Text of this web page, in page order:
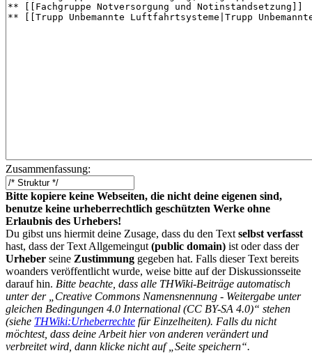
Zusammenfassung:
Bitte kopiere keine Webseiten, die nicht deine eigenen sind,
benutze keine urheberrechtlich geschützten Werke ohne
Erlaubnis des Urhebers!
Du gibst uns hiermit deine Zusage, dass du den Text selbst verfasst
hast, dass der Text Allgemeingut (public domain) ist oder dass der
Urheber seine Zustimmung gegeben hat. Falls dieser Text bereits
woanders veröffentlicht wurde, weise bitte auf der Diskussionsseite
darauf hin. Bitte beachte, dass alle THWiki-Beiträge automatisch
unter der „Creative Commons Namensnennung - Weitergabe unter
gleichen Bedingungen 4.0 International (CC BY-SA 4.0)“ stehen
(siehe THWiki:Urheberrechte für Einzelheiten). Falls du nicht
möchtest, dass deine Arbeit hier von anderen verändert und
verbreitet wird, dann klicke nicht auf „Seite speichern“.